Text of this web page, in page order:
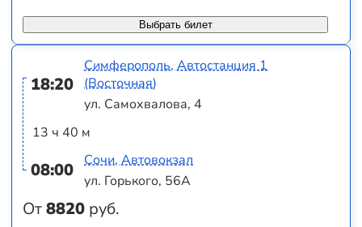
Выбрать билет
18:20
13 ч 40 м
08:00
От8820 руб.
Симферополь, Автостанция 1
(Восточная)
ул. Самохвалова, 4
Сочи, Автовокзал
ул. Горького, 56А